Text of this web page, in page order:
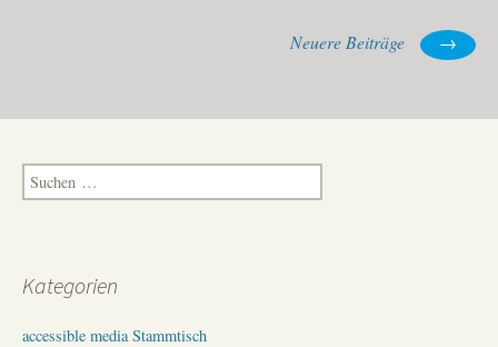
(WCAG
Neuere Beiträge →
Suchen
nach:
Kategorien
accessible media Stammtisch